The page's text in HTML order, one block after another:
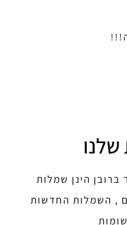
הינן שמלות
, השמלות החדשות